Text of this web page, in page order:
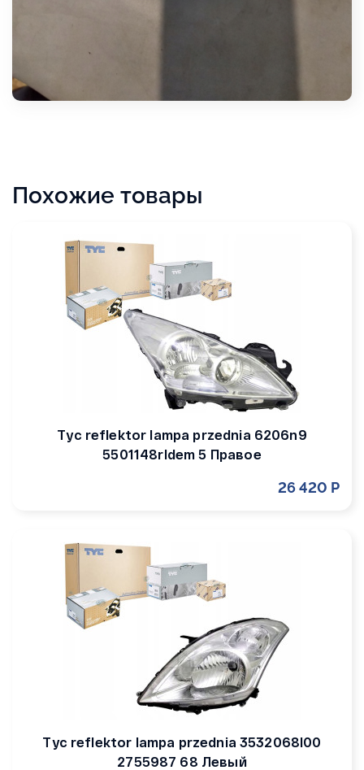
Похожие товары
Tyc reflektor lampa przednia 6206n9
5501148rldem 5 Правое
26 420 Р
Tyc reflektor lampa przednia 3532068l00
2755987 68 Левый